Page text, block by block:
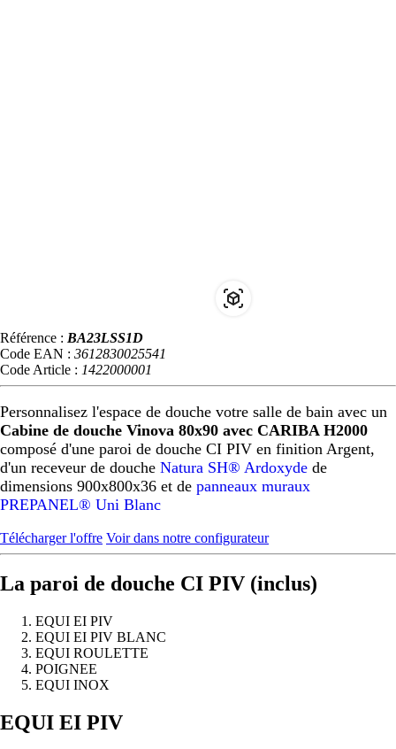
Référence : BA23LSS1D
Code EAN : 3612830025541
Code Article : 1422000001
Personnalisez l'espace de douche votre salle de bain avec un
Cabine de douche Vinova 80x90 avec CARIBA H2000
composé d'une paroi de douche CI PIV en finition Argent,
d'un receveur de douche Natura SH® Ardoxyde de
dimensions 900x800x36 et de panneaux muraux
PREPANEL® Uni Blanc
Télécharger l'offre Voir dans notre configurateur
La paroi de douche CI PIV (inclus)
EQUI EI PIV
EQUI EI PIV BLANC
EQUI ROULETTE
POIGNEE
EQUI INOX
Précédent
Suivant
EQUI EI PIV